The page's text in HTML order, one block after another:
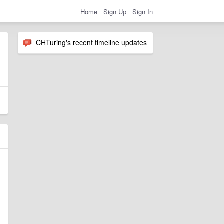
Home Sign Up Sign In
CHTuring's recent timeline updates